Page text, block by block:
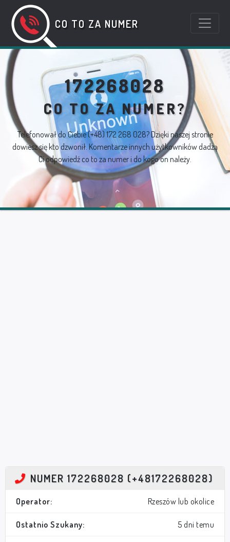
CO TO ZA NUMER
172268028
CO TO ZA NUMER?
Telefonował do Ciebie(+48) 172 268 028? Dzięki naszej stronie
dowiesz się kto dzwonił. Komentarze innych użytkowników dadzą
Ci odpowiedź co to za numer i do kogo on należy.
NUMER 172268028 (+48172268028)
Operator: Rzeszów lub okolice
Ostatnio Szukany: 5 dni temu